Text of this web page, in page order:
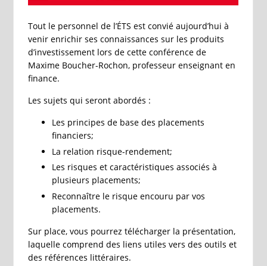
Tout le personnel de l’ÉTS est convié aujourd’hui à
venir enrichir ses connaissances sur les produits
d’investissement lors de cette conférence de
Maxime Boucher-Rochon, professeur enseignant en
finance.
Les sujets qui seront abordés :
Les principes de base des placements
financiers;
La relation risque-rendement;
Les risques et caractéristiques associés à
plusieurs placements;
Reconnaître le risque encouru par vos
placements.
Sur place, vous pourrez télécharger la présentation,
laquelle comprend des liens utiles vers des outils et
des références littéraires.